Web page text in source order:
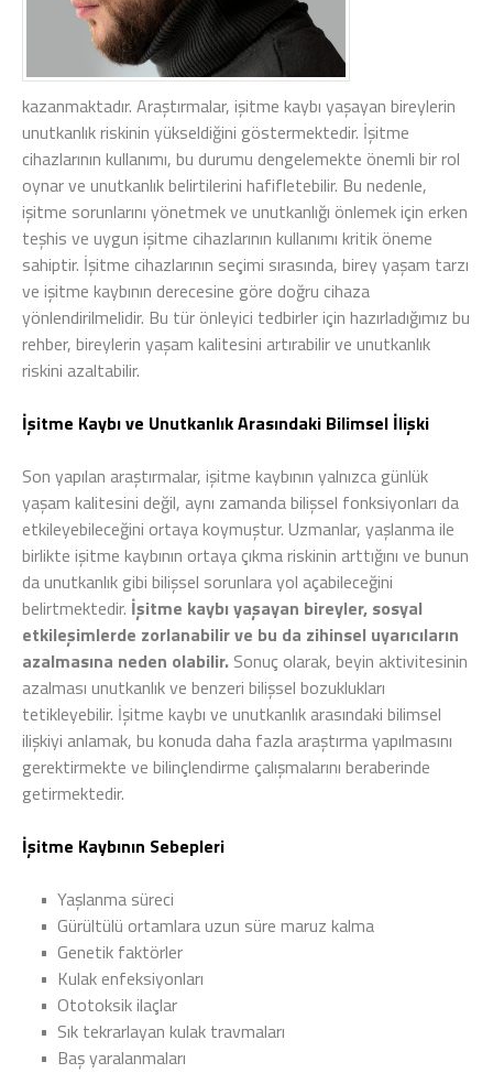
kazanmaktadır. Araştırmalar, işitme kaybı yaşayan bireylerin
unutkanlık riskinin yükseldiğini göstermektedir. İşitme
cihazlarının kullanımı, bu durumu dengelemekte önemli bir rol
oynar ve unutkanlık belirtilerini hafifletebilir. Bu nedenle,
işitme sorunlarını yönetmek ve unutkanlığı önlemek için erken
teşhis ve uygun işitme cihazlarının kullanımı kritik öneme
sahiptir. İşitme cihazlarının seçimi sırasında, birey yaşam tarzı
ve işitme kaybının derecesine göre doğru cihaza
yönlendirilmelidir. Bu tür önleyici tedbirler için hazırladığımız bu
rehber, bireylerin yaşam kalitesini artırabilir ve unutkanlık
riskini azaltabilir.
İşitme Kaybı ve Unutkanlık Arasındaki Bilimsel İlişki
Son yapılan araştırmalar, işitme kaybının yalnızca günlük
yaşam kalitesini değil, aynı zamanda bilişsel fonksiyonları da
etkileyebileceğini ortaya koymuştur. Uzmanlar, yaşlanma ile
birlikte işitme kaybının ortaya çıkma riskinin arttığını ve bunun
da unutkanlık gibi bilişsel sorunlara yol açabileceğini
belirtmektedir. İşitme kaybı yaşayan bireyler, sosyal
etkileşimlerde zorlanabilir ve bu da zihinsel uyarıcıların
azalmasına neden olabilir. Sonuç olarak, beyin aktivitesinin
azalması unutkanlık ve benzeri bilişsel bozuklukları
tetikleyebilir. İşitme kaybı ve unutkanlık arasındaki bilimsel
ilişkiyi anlamak, bu konuda daha fazla araştırma yapılmasını
gerektirmekte ve bilinçlendirme çalışmalarını beraberinde
getirmektedir.
İşitme Kaybının Sebepleri
• Yaşlanma süreci
• Gürültülü ortamlara uzun süre maruz kalma
• Genetik faktörler
• Kulak enfeksiyonları
• Ototoksik ilaçlar
• Sık tekrarlayan kulak travmaları
• Baş yaralanmaları